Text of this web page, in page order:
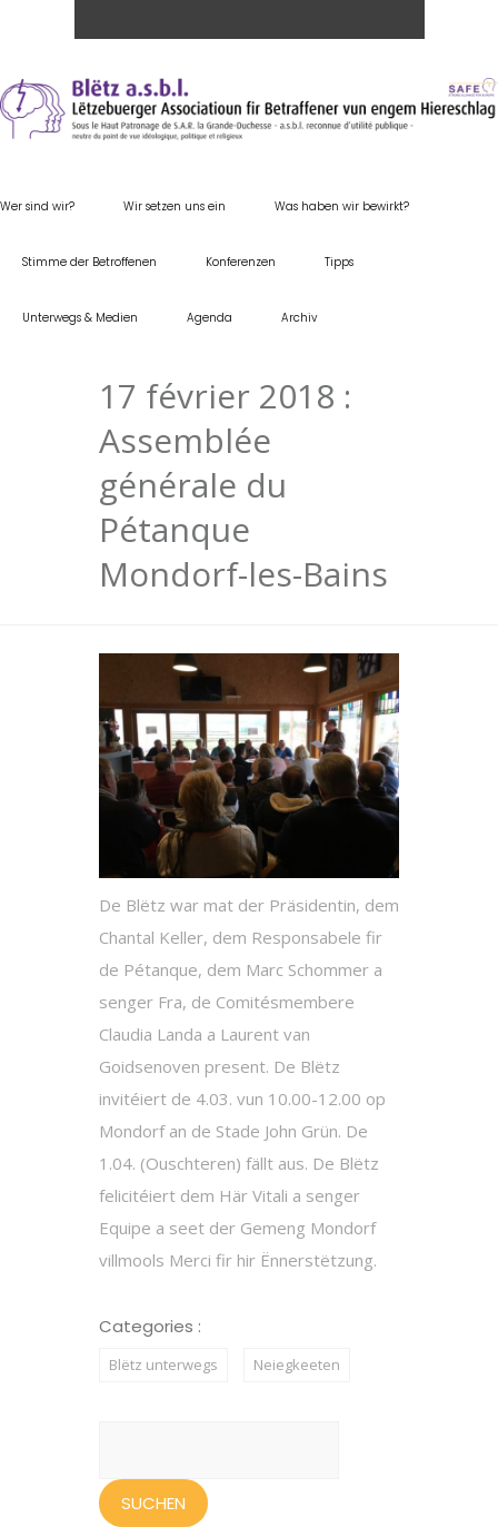
Wer sind wir? Wir setzen uns ein Was haben wir bewirkt?
Stimme der Betroffenen Konferenzen Tipps
Unterwegs & Medien Agenda Archiv
17 février 2018 :
Assemblée
générale du
Pétanque
Mondorf-les-Bains
De Blëtz war mat der Präsidentin, dem
Chantal Keller, dem Responsabele fir
de Pétanque, dem Marc Schommer a
senger Fra, de Comitésmembere
Claudia Landa a Laurent van
Goidsenoven present. De Blëtz
invitéiert de 4.03. vun 10.00-12.00 op
Mondorf an de Stade John Grün. De
1.04. (Ouschteren) fällt aus. De Blëtz
felicitéiert dem Här Vitali a senger
Equipe a seet der Gemeng Mondorf
villmools Merci fir hir Ënnerstëtzung.
Categories :
Blëtz unterwegs Neiegkeeten